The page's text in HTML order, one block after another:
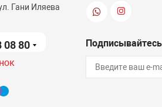
Гани Иляева
08 80